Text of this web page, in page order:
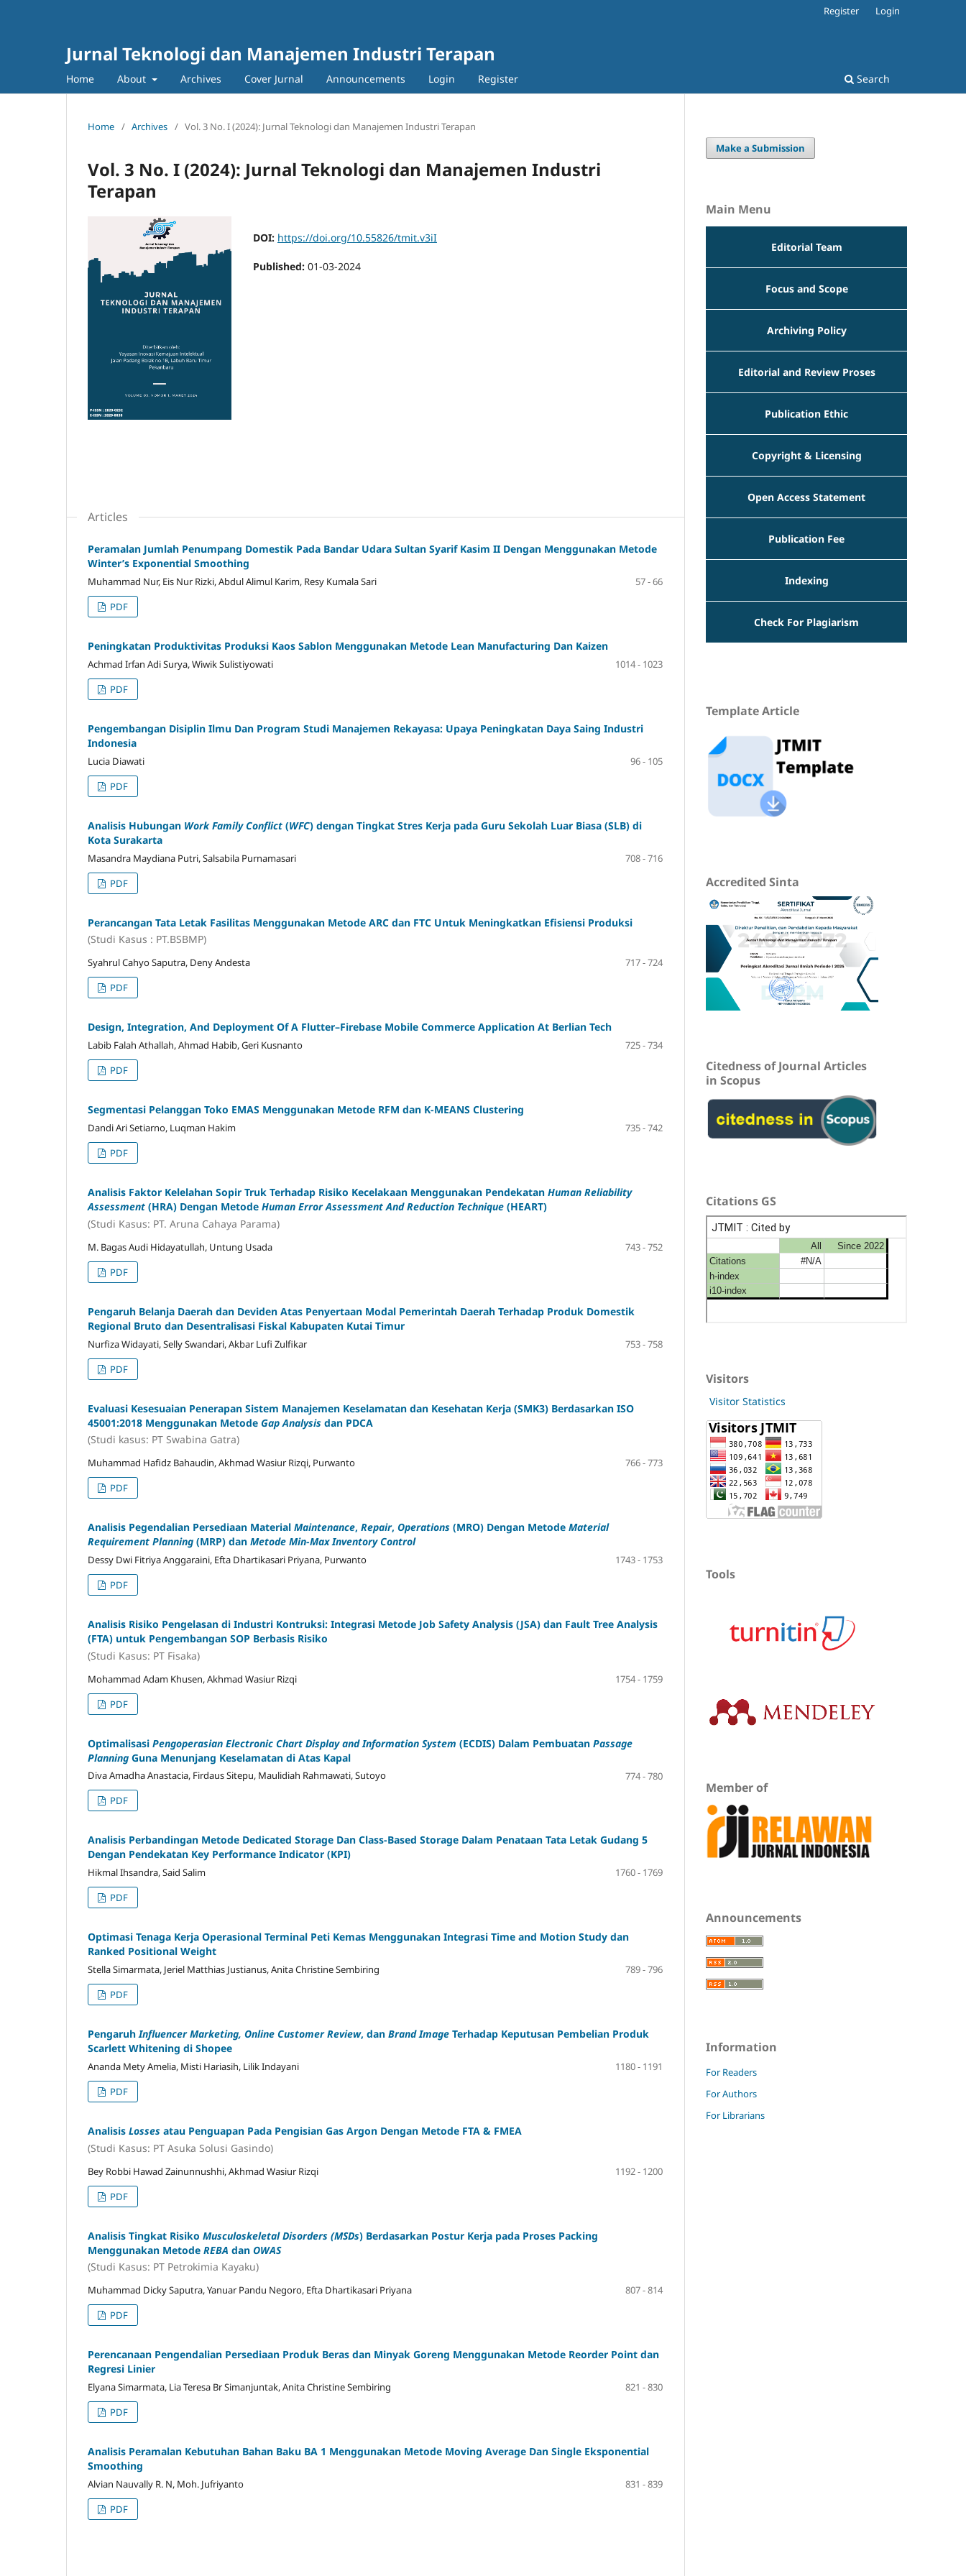
Jurnal Teknologi dan Manajemen Industri Terapan
Home About Archives Cover Jurnal Announcements Login Register Search
Register Login
Home / Archives / Vol. 3 No. I (2024): Jurnal Teknologi dan Manajemen Industri Terapan
Vol. 3 No. I (2024): Jurnal Teknologi dan Manajemen Industri
Terapan
DOI: https://doi.org/10.55826/tmit.v3iI
Published: 01-03-2024
Articles
Peramalan Jumlah Penumpang Domestik Pada Bandar Udara Sultan Syarif Kasim II Dengan Menggunakan Metode
Winter’s Exponential Smoothing
Muhammad Nur, Eis Nur Rizki, Abdul Alimul Karim, Resy Kumala Sari
57 - 66
PDF
Peningkatan Produktivitas Produksi Kaos Sablon Menggunakan Metode Lean Manufacturing Dan Kaizen
Achmad Irfan Adi Surya, Wiwik Sulistiyowati
1014 - 1023
PDF
Pengembangan Disiplin Ilmu Dan Program Studi Manajemen Rekayasa: Upaya Peningkatan Daya Saing Industri
Indonesia
Lucia Diawati
96 - 105
PDF
Analisis Hubungan Work Family Conflict (WFC) dengan Tingkat Stres Kerja pada Guru Sekolah Luar Biasa (SLB) di
Kota Surakarta
Masandra Maydiana Putri, Salsabila Purnamasari
708 - 716
PDF
Perancangan Tata Letak Fasilitas Menggunakan Metode ARC dan FTC Untuk Meningkatkan Efisiensi Produksi
(Studi Kasus : PT.BSBMP)
Syahrul Cahyo Saputra, Deny Andesta
717 - 724
PDF
Design, Integration, And Deployment Of A Flutter–Firebase Mobile Commerce Application At Berlian Tech
Labib Falah Athallah, Ahmad Habib, Geri Kusnanto
725 - 734
PDF
Segmentasi Pelanggan Toko EMAS Menggunakan Metode RFM dan K-MEANS Clustering
Dandi Ari Setiarno, Luqman Hakim
735 - 742
PDF
Analisis Faktor Kelelahan Sopir Truk Terhadap Risiko Kecelakaan Menggunakan Pendekatan Human Reliability
Assessment (HRA) Dengan Metode Human Error Assessment And Reduction Technique (HEART)
(Studi Kasus: PT. Aruna Cahaya Parama)
M. Bagas Audi Hidayatullah, Untung Usada
743 - 752
PDF
Pengaruh Belanja Daerah dan Deviden Atas Penyertaan Modal Pemerintah Daerah Terhadap Produk Domestik
Regional Bruto dan Desentralisasi Fiskal Kabupaten Kutai Timur
Nurfiza Widayati, Selly Swandari, Akbar Lufi Zulfikar
753 - 758
PDF
Evaluasi Kesesuaian Penerapan Sistem Manajemen Keselamatan dan Kesehatan Kerja (SMK3) Berdasarkan ISO
45001:2018 Menggunakan Metode Gap Analysis dan PDCA
(Studi kasus: PT Swabina Gatra)
Muhammad Hafidz Bahaudin, Akhmad Wasiur Rizqi, Purwanto
766 - 773
PDF
Analisis Pegendalian Persediaan Material Maintenance, Repair, Operations (MRO) Dengan Metode Material
Requirement Planning (MRP) dan Metode Min-Max Inventory Control
Dessy Dwi Fitriya Anggaraini, Efta Dhartikasari Priyana, Purwanto
1743 - 1753
PDF
Analisis Risiko Pengelasan di Industri Kontruksi: Integrasi Metode Job Safety Analysis (JSA) dan Fault Tree Analysis
(FTA) untuk Pengembangan SOP Berbasis Risiko
(Studi Kasus: PT Fisaka)
Mohammad Adam Khusen, Akhmad Wasiur Rizqi
1754 - 1759
PDF
Optimalisasi Pengoperasian Electronic Chart Display and Information System (ECDIS) Dalam Pembuatan Passage
Planning Guna Menunjang Keselamatan di Atas Kapal
Diva Amadha Anastacia, Firdaus Sitepu, Maulidiah Rahmawati, Sutoyo
774 - 780
PDF
Analisis Perbandingan Metode Dedicated Storage Dan Class-Based Storage Dalam Penataan Tata Letak Gudang 5
Dengan Pendekatan Key Performance Indicator (KPI)
Hikmal Ihsandra, Said Salim
1760 - 1769
PDF
Optimasi Tenaga Kerja Operasional Terminal Peti Kemas Menggunakan Integrasi Time and Motion Study dan
Ranked Positional Weight
Stella Simarmata, Jeriel Matthias Justianus, Anita Christine Sembiring
789 - 796
PDF
PengaruhInfluencer Marketing, Online Customer Review, dan Brand Image Terhadap Keputusan Pembelian Produk
Scarlett Whitening di Shopee
Ananda Mety Amelia, Misti Hariasih, Lilik Indayani
1180 - 1191
PDF
Analisis Losses atau Penguapan Pada Pengisian Gas Argon Dengan Metode FTA & FMEA
(Studi Kasus: PT Asuka Solusi Gasindo)
Bey Robbi Hawad Zainunnushhi, Akhmad Wasiur Rizqi
1192 - 1200
PDF
Analisis Tingkat Risiko Musculoskeletal Disorders (MSDs) Berdasarkan Postur Kerja pada Proses Packing
Menggunakan Metode REBA dan OWAS
(Studi Kasus: PT Petrokimia Kayaku)
Muhammad Dicky Saputra, Yanuar Pandu Negoro, Efta Dhartikasari Priyana
807 - 814
PDF
Perencanaan Pengendalian Persediaan Produk Beras dan Minyak Goreng Menggunakan Metode Reorder Point dan
Regresi Linier
Elyana Simarmata, Lia Teresa Br Simanjuntak, Anita Christine Sembiring
821 - 830
PDF
Analisis Peramalan Kebutuhan Bahan Baku BA 1 Menggunakan Metode Moving Average Dan Single Eksponential
Smoothing
Alvian Nauvally R. N, Moh. Jufriyanto
831 - 839
PDF
Make a Submission
Main Menu
Editorial Team
Focus and Scope
Archiving Policy
Editorial and Review Proses
Publication Ethic
Copyright & Licensing
Open Access Statement
Publication Fee
Indexing
Check For Plagiarism
Template Article
Accredited Sinta
Citedness of Journal Articles
in Scopus
Citations GS
Visitors
Visitor Statistics
Tools
Member of
Announcements
Information
For Readers
For Authors
For Librarians